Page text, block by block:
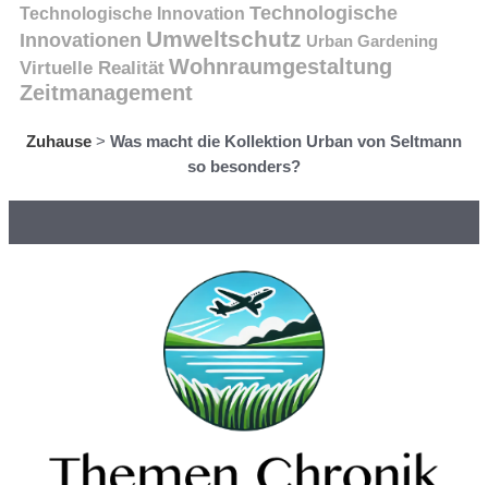
Technologische Innovation Technologische
Innovationen Umweltschutz Urban Gardening
Virtuelle Realität Wohnraumgestaltung
Zeitmanagement
Zuhause > Was macht die Kollektion Urban von Seltmann
so besonders?